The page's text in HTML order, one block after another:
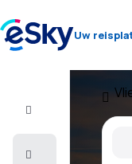
Uw
Vliegtickets